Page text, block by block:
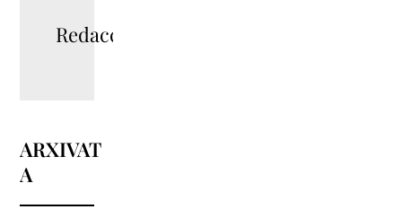
Redacció
ARXIVAT
A